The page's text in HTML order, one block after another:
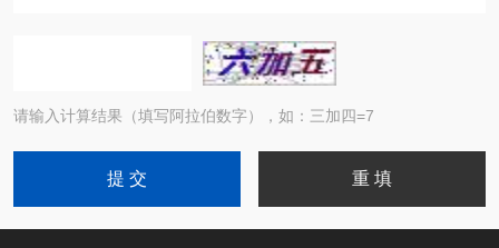
请输入计算结果（填写阿拉伯数字），如：三加四=7